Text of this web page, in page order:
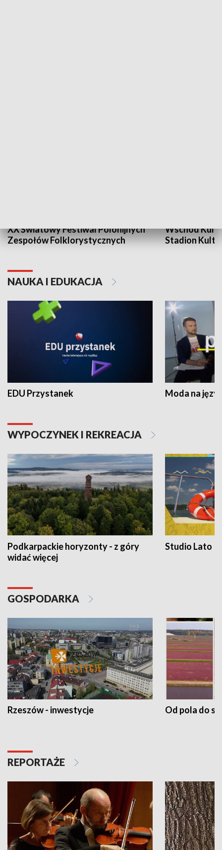
XX Światowy Festiwal Polonijnych
Zespołów Folklorystycznych
Wschód
Stadion
NAUKA I EDUKACJA
EDU Przystanek Moda na
WYPOCZYNEK I REKREACJA
Podkarpackie horyzonty - z góry
widać więcej
Studio Lato
GOSPODARKA
Rzeszów - inwestycje Od pola do
REPORTAŻE